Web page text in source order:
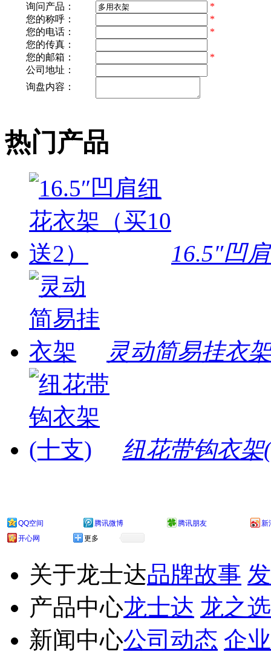
询问产品：
*
您的称呼：
*
您的电话：
*
您的传真：
您的邮箱：
*
公司地址：
询盘内容：
热门产品
16.5″凹
灵动简易挂衣架
纽花带钩衣架
QQ空间 腾讯微博 腾讯朋友
新
开心网
更多
关于龙士达品牌故事
产品中心龙士达 龙之选
新闻中心公司动态 企